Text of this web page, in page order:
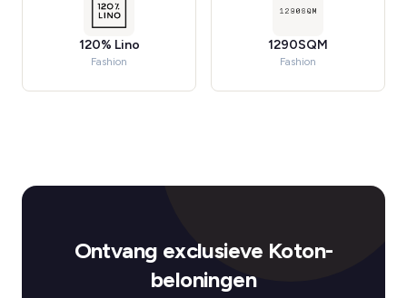
120% Lino
Fashion
1290SQM
Fashion
Ontvang exclusieve Koton-
beloningen